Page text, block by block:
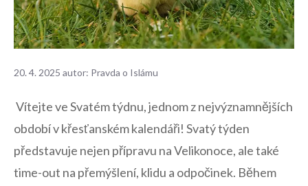
20. 4. 2025 autor: Pravda o Islámu
⁢ Vítejte ve Svatém⁢ týdnu, ⁣jednom z nejvýznamnějších
období v křesťanském⁣ kalendáři! Svatý týden
představuje nejen přípravu ⁤na ⁣Velikonoce, ale také
time-out ‍na přemýšlení, klidu a odpočinek. Během⁢